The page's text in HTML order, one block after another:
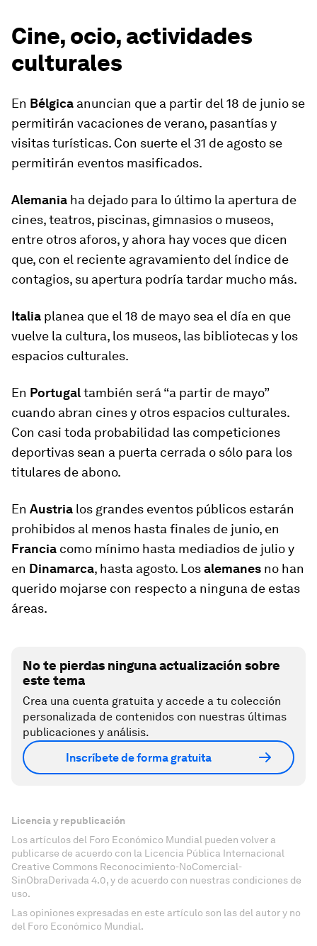
Cine, ocio, actividades
culturales
En Bélgica anuncian que a partir del 18 de junio se
permitirán vacaciones de verano, pasantías y
visitas turísticas. Con suerte el 31 de agosto se
permitirán eventos masificados.
Alemania ha dejado para lo último la apertura de
cines, teatros, piscinas, gimnasios o museos,
entre otros aforos, y ahora hay voces que dicen
que, con el reciente agravamiento del índice de
contagios, su apertura podría tardar mucho más.
Italia planea que el 18 de mayo sea el día en que
vuelve la cultura, los museos, las bibliotecas y los
espacios culturales.
En Portugaltambién será “a partir de mayo”
cuando abran cines y otros espacios culturales.
Con casi toda probabilidad las competiciones
deportivas sean a puerta cerrada o sólo para los
titulares de abono.
En Austria los grandes eventos públicos estarán
prohibidos al menos hasta finales de junio, en
Francia como mínimo hasta mediadios de julio y
en Dinamarca, hasta agosto. Losalemanes no han
querido mojarse con respecto a ninguna de estas
áreas.
No te pierdas ninguna actualización sobre
este tema
Crea una cuenta gratuita y accede a tu colección
personalizada de contenidos con nuestras últimas
publicaciones y análisis.
Inscríbete de forma gratuita
Licencia y republicación
Los artículos del Foro Económico Mundial pueden volver a
publicarse de acuerdo con la Licencia Pública Internacional
Creative Commons Reconocimiento-NoComercial-
SinObraDerivada 4.0, y de acuerdo con nuestras condiciones de
uso.
Las opiniones expresadas en este artículo son las del autor y no
del Foro Económico Mundial.